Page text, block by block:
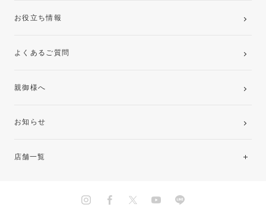
お役立ち情報
よくあるご質問
親御様へ
お知らせ
店舗一覧